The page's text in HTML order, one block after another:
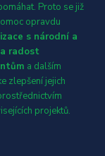
Proto se již
opravdu
s národní a
radost
a dalším
zlepšení jejich
projektů.